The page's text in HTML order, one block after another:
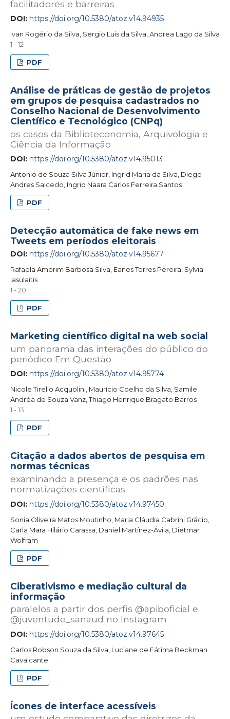
facilitadores e barreiras
DOI: https://doi.org/10.5380/atoz.v14.94935
Ivan Rogério da Silva, Sergio Luis da Silva, Andrea Lago da Silva
1 - 12
PDF
Análise de práticas de gestão de projetos
em grupos de pesquisa cadastrados no
Conselho Nacional de Desenvolvimento
Científico e Tecnológico (CNPq)
os casos da Biblioteconomia, Arquivologia e
Ciência da Informação
DOI: https://doi.org/10.5380/atoz.v14.95013
Antonio de Souza Silva Júnior, Ingrid Maria da Silva, Diego
Andres Salcedo, Ingrid Naara Carlos Ferreira Santos
PDF
Detecção automática de fake news em
Tweets em períodos eleitorais
DOI: https://doi.org/10.5380/atoz.v14.95677
Rafaela Amorim Barbosa Silva, Eanes Torres Pereira, Sylvia
Iasulaitis
1 - 20
PDF
Marketing científico digital na web social
um panorama das interações do público do
periódico Em Questão
DOI: https://doi.org/10.5380/atoz.v14.95774
Nicole Tirello Acquolini, Maurício Coelho da Silva, Samile
Andréa de Souza Vanz, Thiago Henrique Bragato Barros
1 - 13
PDF
Citação a dados abertos de pesquisa em
normas técnicas
examinando a presença e os padrões nas
normatizações científicas
DOI: https://doi.org/10.5380/atoz.v14.97450
Sonia Oliveira Matos Moutinho, Maria Cláudia Cabrini Grácio,
Carla Mara Hilário Carassa, Daniel Martínez-Ávila, Dietmar
Wolfram
PDF
Ciberativismo e mediação cultural da
informação
paralelos a partir dos perfis @apiboficial e
@juventude_sanaud no Instagram
DOI: https://doi.org/10.5380/atoz.v14.97645
Carlos Robson Souza da Silva, Luciane de Fátima Beckman
Cavalcante
PDF
Ícones de interface acessíveis